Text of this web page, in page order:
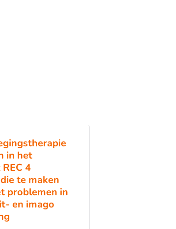
in het
4
te maken
problemen in
en imago